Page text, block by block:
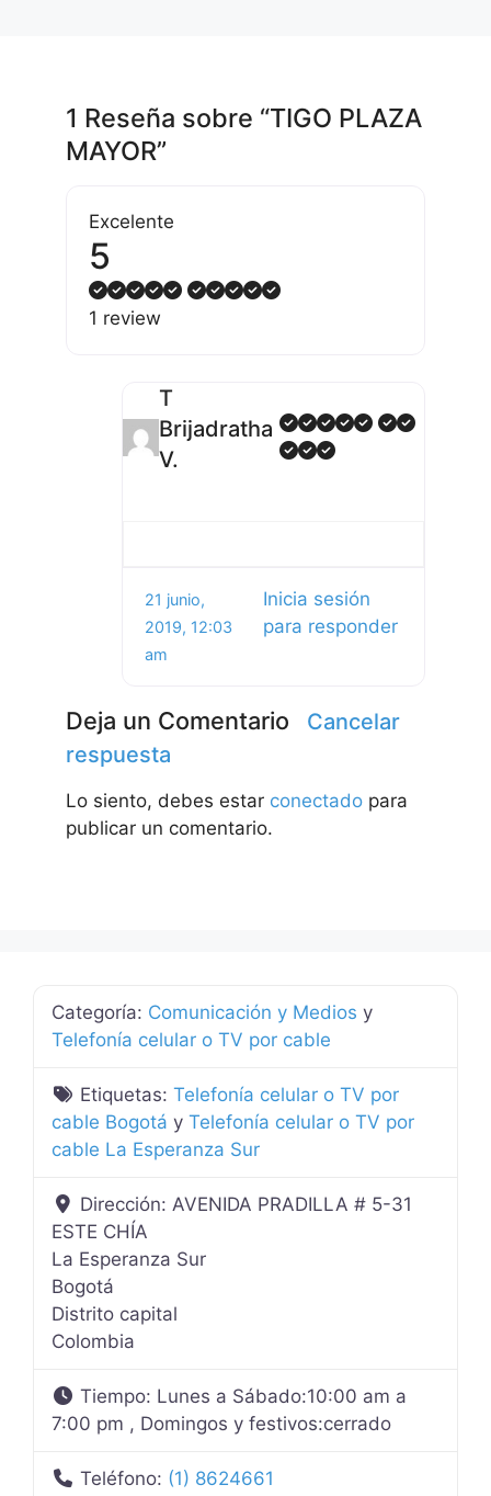
1 Reseña sobre “TIGO PLAZA
MAYOR”
Excelente
5
1 review
T
Brijadratha
V.
21 junio,
2019, 12:03
am
Inicia sesión
para responder
Deja un Comentario
Cancelar
respuesta
Lo siento, debes estar conectado para
publicar un comentario.
Categoría: Comunicación y Medios y
Telefonía celular o TV por cable
Etiquetas:Telefonía celular o TV por
cable Bogotá y Telefonía celular o TV por
cable La Esperanza Sur
Dirección: AVENIDA PRADILLA # 5-31
ESTE CHÍA
La Esperanza Sur
Bogotá
Distrito capital
Colombia
Tiempo: Lunes a Sábado:10:00 am a
7:00 pm , Domingos y festivos:cerrado
Teléfono: (1) 8624661